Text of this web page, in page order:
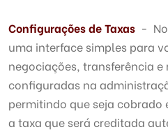
Configurações de Taxas -
uma interface simples para
negociações, transferência
configuradas na
permitindo que seja
a taxa que será creditada